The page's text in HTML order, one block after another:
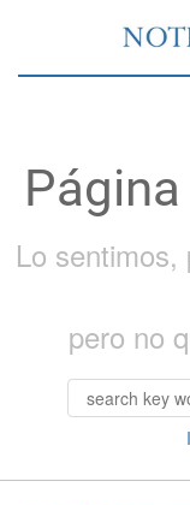
Lo sentimos,
pero no